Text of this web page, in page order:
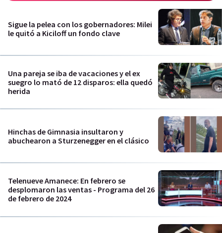
Sigue la pelea con los gobernadores: Milei
le quitó a Kiciloff un fondo clave
Una pareja se iba de vacaciones y el ex
suegro lo mató de 12 disparos: ella quedó
herida
Hinchas de Gimnasia insultaron y
abuchearon a Sturzenegger en el clásico
Telenueve Amanece: En febrero se
desplomaron las ventas - Programa del 26
de febrero de 2024